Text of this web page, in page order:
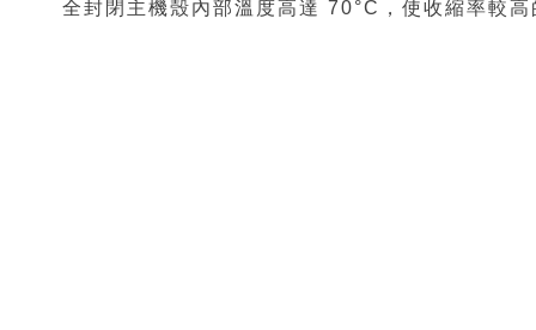
全封閉主機殼內部溫度高達 70°C，使收縮率較